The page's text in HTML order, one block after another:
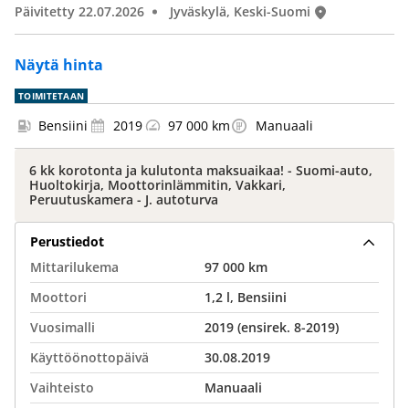
Näytä hinta
Päivitetty 22.07.2026
Jyväskylä, Keski-Suomi
TOIMITETAAN
Bensiini 2019 97 000 km Manuaali
6 kk korotonta ja kulutonta maksuaikaa! - Suomi-auto,
Huoltokirja, Moottorinlämmitin, Vakkari,
Peruutuskamera - J. autoturva
Perustiedot
Mittarilukema
97 000 km
Moottori
1,2 l, Bensiini
Vuosimalli
2019 (ensirek. 8-2019)
Käyttöönottopäivä
30.08.2019
Vaihteisto
Manuaali